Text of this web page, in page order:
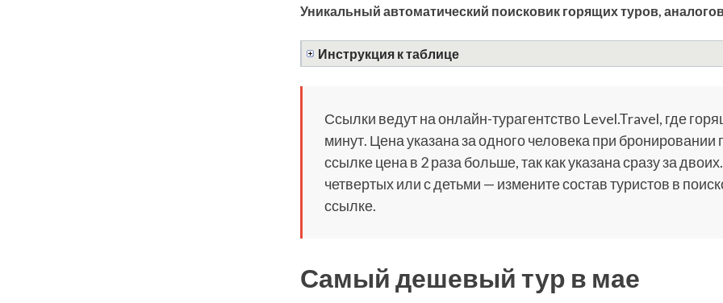
Уникальный автоматический поисковик горящих туров, аналогов
Инструкция к таблице
Ссылки ведут на онлайн-турагентство Level.Travel, где
минут. Цена указана за одного человека при
ссылке цена в 2 раза больше, так как указана сразу за
четвертых или с детьми — измените состав туристов в
ссылке.
Самый дешевый тур в мае